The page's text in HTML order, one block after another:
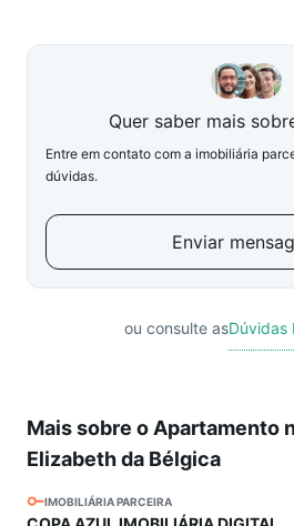
Quer saber mais
Entre em contato com a imobiliária
dúvidas.
Enviar
ou consulte asDúvidas
Mais sobre o Apartamento
Elizabeth da Bélgica
IMOBILIÁRIA PARCEIRA